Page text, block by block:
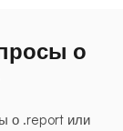
о
о .report или